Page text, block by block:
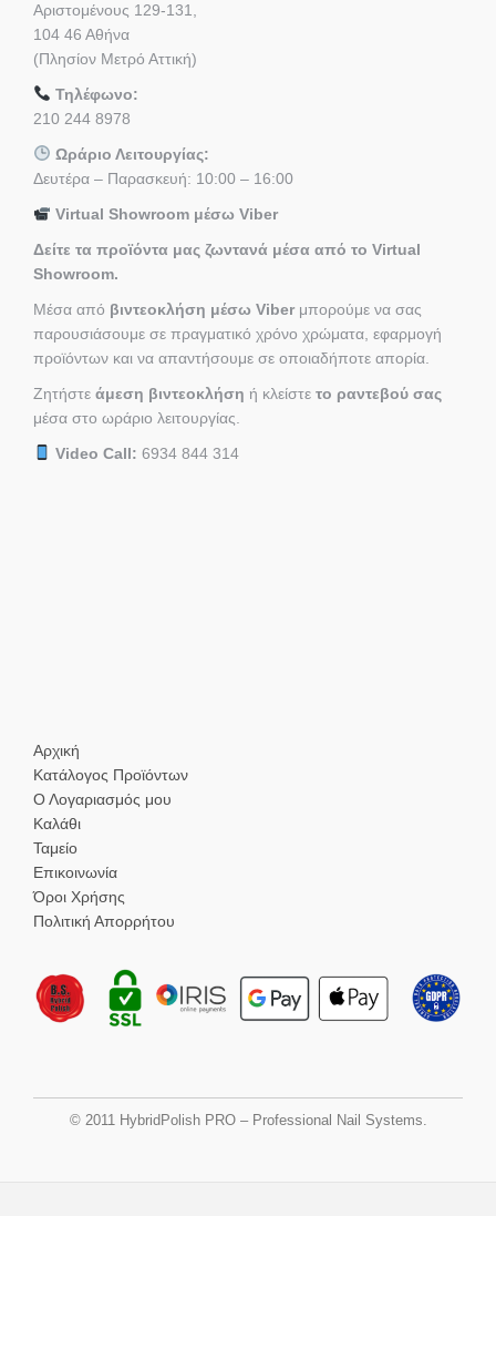
Αριστομένους 129-131,
104 46 Αθήνα
(Πλησίον Μετρό Αττική)
Τηλέφωνο:
210 244 8978
Ωράριο Λειτουργίας:
Δευτέρα – Παρασκευή: 10:00 – 16:00
Virtual Showroom μέσω Viber
Δείτε τα προϊόντα μας ζωντανά μέσα από το Virtual
Showroom.
Μέσα από βιντεοκλήση μέσω Viber μπορούμε να σας
παρουσιάσουμε σε πραγματικό χρόνο χρώματα, εφαρμογή
προϊόντων και να απαντήσουμε σε οποιαδήποτε απορία.
Ζητήστε άμεση βιντεοκλήση ή κλείστε το ραντεβού σας
μέσα στο ωράριο λειτουργίας.
Video Call: 6934 844 314
Αρχική
Κατάλογος Προϊόντων
Ο Λογαριασμός μου
Καλάθι
Ταμείο
Επικοινωνία
Όροι Χρήσης
Πολιτική Απορρήτου
© 2011 HybridPolish PRO – Professional Nail Systems.